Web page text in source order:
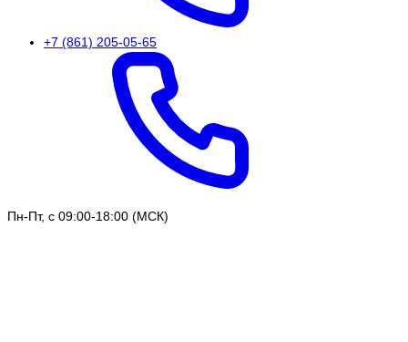
+7 (861) 205-05-65
Пн-Пт, с 09:00-18:00 (МСК)